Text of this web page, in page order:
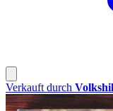
Verkauft durch